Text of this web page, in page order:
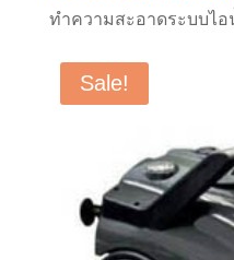
ทำความสะอาดระบบไอ
Sale!